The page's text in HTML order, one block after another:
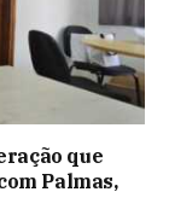
que
Palmas,